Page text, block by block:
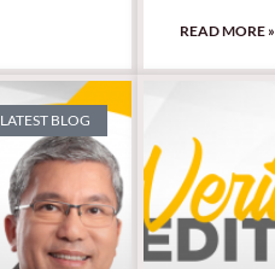
READ MORE »
LATEST BLOG